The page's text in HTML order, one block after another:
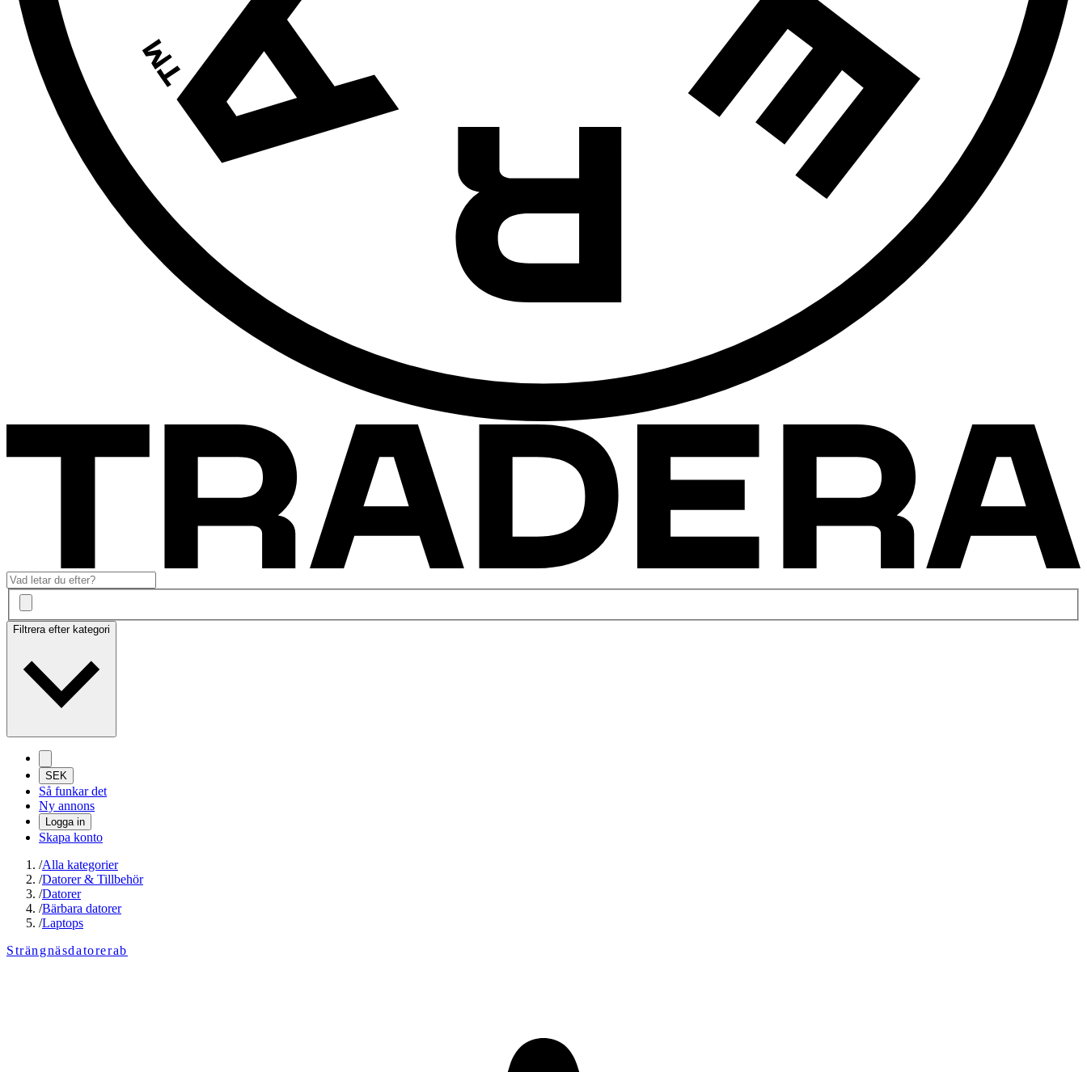
Filtrera efter kategori
SEK
Så funkar det
Ny annons
Logga in
Skapa konto
/Alla kategorier
/Datorer & Tillbehör
/Datorer
/Bärbara datorer
/Laptops
Strängnäsdatorerab